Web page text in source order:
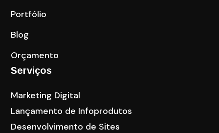
Portfólio
Blog
Orçamento
Serviços
Marketing Digital
Lançamento de Infoprodutos
Desenvolvimento de Sites